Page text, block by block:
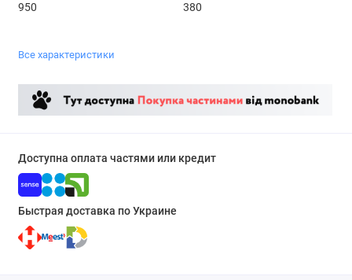
950 380
Все характеристики
Доступна оплата частями или кредит
Быстрая доставка по Украине